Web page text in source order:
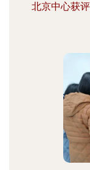
北京中心获